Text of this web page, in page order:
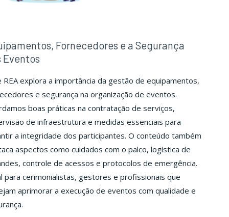
Fornecedores e a Segurança
Eventos
REA explora a importância da gestão de equipamentos,
e segurança na organização de eventos.
boas práticas na contratação de serviços,
de infraestrutura e medidas essenciais para
a integridade dos participantes. O conteúdo também
aspectos como cuidados com o palco, logística de
controle de acessos e protocolos de emergência.
para cerimonialistas, gestores e profissionais que
aprimorar a execução de eventos com qualidade e